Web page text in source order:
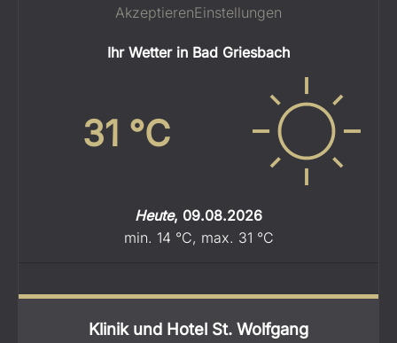
AkzeptierenEinstellungen
Ihr Wetter in Bad Griesbach
31 °C
Heute, 09.08.2026
min. 14 °C, max. 31 °C
Klinik und Hotel St. Wolfgang